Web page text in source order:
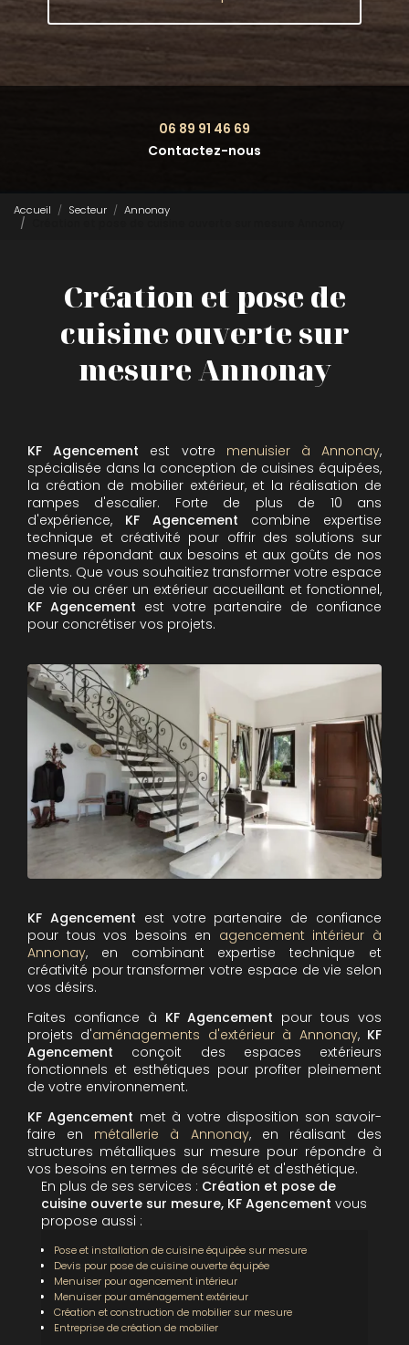
06 89 91 46 69
Contactez-nous
Accueil Secteur
Annonay
Création et pose de
cuisine ouverte sur
mesure Annonay
KF Agencement est votre menuisier à Annonay,
spécialisée dans la conception de cuisines équipées,
la création de mobilier extérieur, et la réalisation de
rampes d'escalier. Forte de plus de 10 ans
d'expérience, KF Agencement combine expertise
technique et créativité pour offrir des solutions sur
mesure répondant aux besoins et aux goûts de nos
clients. Que vous souhaitiez transformer votre espace
de vie ou créer un extérieur accueillant et fonctionnel,
KF Agencement est votre partenaire de confiance
pour concrétiser vos projets.
KF Agencement est votre partenaire de confiance
pour tous vos besoins en agencement intérieur à
Annonay, en combinant expertise technique et
créativité pour transformer votre espace de vie selon
vos désirs.
Faites confiance à KF Agencement pour tous vos
projets d'aménagements d'extérieur à Annonay, KF
Agencement conçoit des espaces extérieurs
fonctionnels et esthétiques pour profiter pleinement
de votre environnement.
KF Agencement met à votre disposition son savoir-
faire en métallerie à Annonay, en réalisant des
structures métalliques sur mesure pour répondre à
vos besoins en termes de sécurité et d'esthétique.
En plus de ses services : Création et pose de
cuisine ouverte sur mesure, KF Agencement vous
propose aussi :
Pose et installation de cuisine équipée sur mesure
Devis pour pose de cuisine ouverte équipée
Menuiser pour agencement intérieur
Menuiser pour aménagement extérieur
Création et construction de mobilier sur mesure
Entreprise de création de mobilier